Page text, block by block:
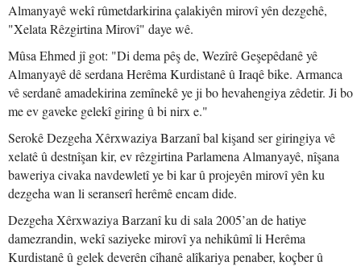
Almanyayê wekî rûmetdarkirina çalakiyên mirovî yên dezgehê,
"Xelata Rêzgirtina Mirovî" daye wê.
Mûsa Ehmed jî got: "Di dema pêş de, Wezîrê Geşepêdanê yê
Almanyayê dê serdana Herêma Kurdistanê û Iraqê bike. Armanca
vê serdanê amadekirina zemînekê ye ji bo hevahengiya zêdetir. Ji bo
me ev gaveke gelekî giring û bi nirx e."
Serokê Dezgeha Xêrxwaziya Barzanî bal kişand ser giringiya vê
xelatê û destnîşan kir, ev rêzgirtina Parlamena Almanyayê, nîşana
baweriya civaka navdewletî ye bi kar û projeyên mirovî yên ku
dezgeha wan li seranserî herêmê encam dide.
Dezgeha Xêrxwaziya Barzanî ku di sala 2005’an de hatiye
damezrandin, wekî saziyeke mirovî ya nehikûmî li Herêma
Kurdistanê û gelek deverên cîhanê alîkariya penaber, koçber û